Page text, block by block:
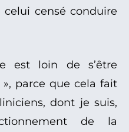
censé conduire
est loin de s’être
parce que cela fait
dont je suis,
de la